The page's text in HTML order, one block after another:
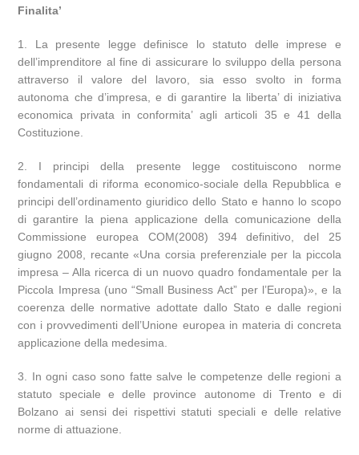
Finalita’
1. La presente legge definisce lo statuto delle imprese e
dell’imprenditore al fine di assicurare lo sviluppo della persona
attraverso il valore del lavoro, sia esso svolto in forma
autonoma che d’impresa, e di garantire la liberta’ di iniziativa
economica privata in conformita’ agli articoli 35 e 41 della
Costituzione.
2. I principi della presente legge costituiscono norme
fondamentali di riforma economico-sociale della Repubblica e
principi dell’ordinamento giuridico dello Stato e hanno lo scopo
di garantire la piena applicazione della comunicazione della
Commissione europea COM(2008) 394 definitivo, del 25
giugno 2008, recante «Una corsia preferenziale per la piccola
impresa – Alla ricerca di un nuovo quadro fondamentale per la
Piccola Impresa (uno “Small Business Act” per l’Europa)», e la
coerenza delle normative adottate dallo Stato e dalle regioni
con i provvedimenti dell’Unione europea in materia di concreta
applicazione della medesima.
3. In ogni caso sono fatte salve le competenze delle regioni a
statuto speciale e delle province autonome di Trento e di
Bolzano ai sensi dei rispettivi statuti speciali e delle relative
norme di attuazione.